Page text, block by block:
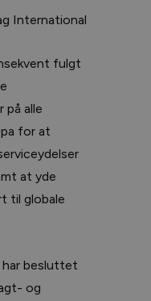
International
fulgt
på alle
for at
at yde
til globale
har besluttet
og